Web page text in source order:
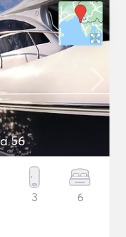
56
3 6